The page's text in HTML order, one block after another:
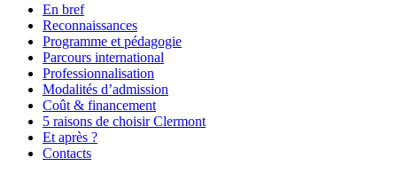
En bref
Reconnaissances
Programme et pédagogie
Parcours international
Professionnalisation
Modalités d’admission
Coût & financement
5 raisons de choisir Clermont
Et après ?
Contacts